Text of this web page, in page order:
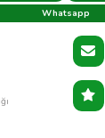
Whatsapp